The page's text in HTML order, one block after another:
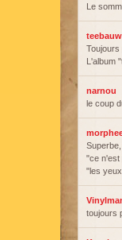
Le
teebauw
Toujours
L'album
narnou
le coup
"ce n'est
"les
toujours